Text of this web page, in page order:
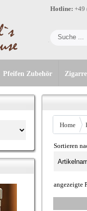
Hotline: +49
Pfeifen Zubehör
Home
Sortieren
angezeigte